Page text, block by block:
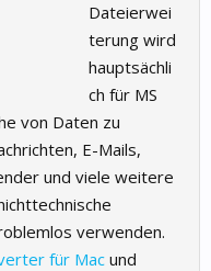
Dateierwei
terung wird
hauptsächli
ch für MS
von Daten zu
E-Mails,
und viele weitere
verwenden.
für Macund